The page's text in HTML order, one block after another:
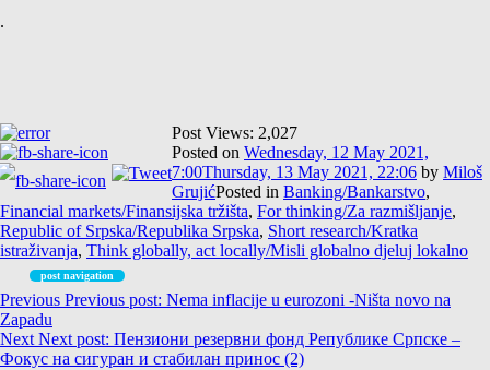
.
Post Views: 2,027
Posted on Wednesday, 12 May 2021,
7:00Thursday, 13 May 2021, 22:06 by Miloš
GrujićPosted in Banking/Bankarstvo,
Financial markets/Finansijska tržišta, For thinking/Za razmišljanje,
Republic of Srpska/Republika Srpska, Short research/Kratka
istraživanja, Think globally, act locally/Misli globalno djeluj lokalno
post navigation
Previous Previous post: Nema inflacije u eurozoni -Ništa novo na
Zapadu
Next Next post: Пензиони резервни фонд Републике Српске –
Фокус на сигуран и стабилан принос (2)